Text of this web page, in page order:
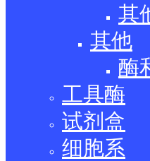
其
其他
酶
工具酶
试剂盒
细胞系